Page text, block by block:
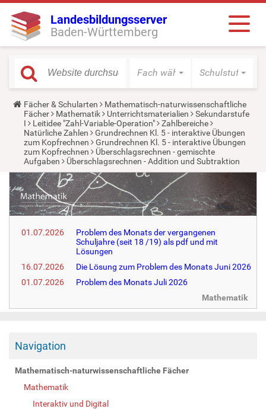
Landesbildungsserver
Baden-Württemberg
Fach wählen Schulstufe
Y
o
u
a
r
e
h
e
r
e
:
Fächer & Schularten
Mathematisch-naturwissenschaftliche
Fächer
Mathematik Unterrichtsmaterialien
Sekundarstufe
I
Leitidee "Zahl-Variable-Operation"
Zahlbereiche
Natürliche Zahlen
Grundrechnen Kl. 5 - interaktive Übungen
zum Kopfrechnen
Grundrechnen Kl. 5 - interaktive Übungen
zum Kopfrechnen
Überschlagsrechnen - gemischte
Aufgaben
Überschlagsrechnen - Addition und Subtraktion
01.07.2026
Problem des Monats der vergangenen
Schuljahre (seit 18 /19) als pdf und mit
Lösungen
16.07.2026
Die Lösung zum Problem des Monats Juni 2026
01.07.2026
Problem des Monats Juli 2026
Mathematik
Navigation
Mathematisch-naturwissenschaftliche Fächer
Mathematik
Interaktiv und Digital